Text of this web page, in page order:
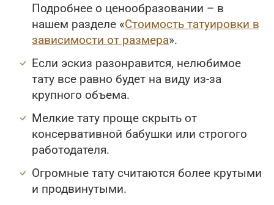
Подробнее о ценообразовании – в
нашем разделе «Стоимость татуировки в
зависимости от размера».
Если эскиз разонравится, нелюбимое
тату все равно будет на виду из-за
крупного объема.
Мелкие тату проще скрыть от
консервативной бабушки или строгого
работодателя.
Огромные тату считаются более крутыми
и продвинутыми.